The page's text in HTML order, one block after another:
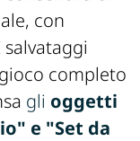
con
completo
gli oggetti
e "Set da